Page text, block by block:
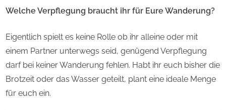
Welche Verpflegung braucht ihr für Eure Wanderung?
Eigentlich spielt es keine Rolle ob ihr alleine oder mit
einem Partner unterwegs seid, genügend Verpflegung
darf bei keiner Wanderung fehlen. Habt ihr euch bisher die
Brotzeit oder das Wasser geteilt, plant eine ideale Menge
für euch ein.